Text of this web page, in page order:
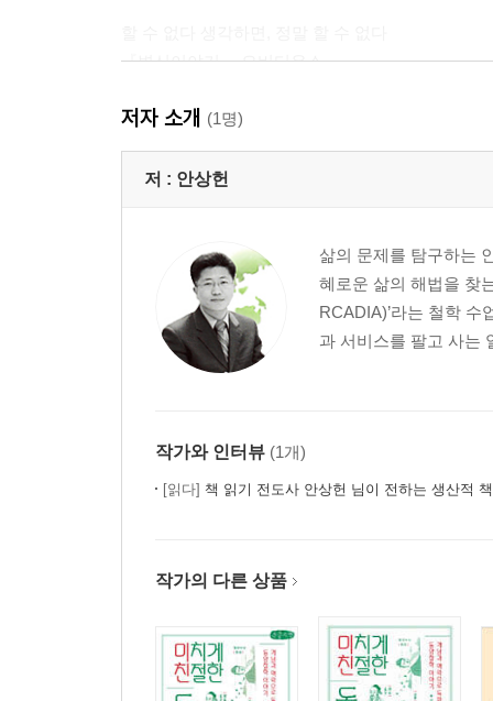
『변신이야기』 오비디우스
무언가를 간절히 원하면 온 우주가 도와준다
『연금술사』 파울로 코엘료
2. 소설, 일의 자세를 말하다
일이란 무엇이고 어떻게 해야 하는가
『노인과 바다』 어니스트 헤밍웨이
한 번뿐인 삶, 정말 가치있게 살고 싶다면
사는 대로 생각할 것인가, 생각하는 대로 살 것인가
모든 유혹은 치명적이다
『오디세이아』 호메로스
저자 소개 (1명)
저 : 안상헌
삶의 문제를 탐구하는
혜로운 삶의 해법을 찾
RCADIA)’라는 철학
과 서비스를 팔고 사는
작가와 인터뷰 (1개)
[읽다] 책 읽기 전도사 안상헌 님이 전하는 생산적
작가의 다른 상품